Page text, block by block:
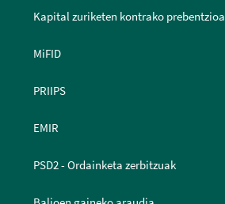
Kapital zuriketen kontrako prebentzioa
MiFID
PRIIPS
EMIR
PSD2 - Ordainketa zerbitzuak